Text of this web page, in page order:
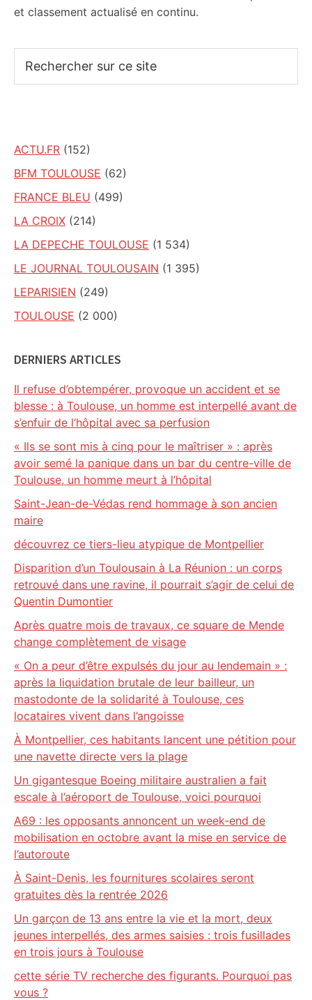
et classement actualisé en continu.
sur
ACTU.FR (152)
BFM TOULOUSE (62)
FRANCE BLEU (499)
LA CROIX (214)
LA DEPECHE TOULOUSE (1 534)
LE JOURNAL TOULOUSAIN (1 395)
LEPARISIEN (249)
TOULOUSE (2 000)
DERNIERS ARTICLES
Il refuse d’obtempérer, provoque un accident et se
blesse : à Toulouse, un homme est interpellé avant de
s’enfuir de l’hôpital avec sa perfusion
« Ils se sont mis à cinq pour le maîtriser » : après
avoir semé la panique dans un bar du centre-ville de
Toulouse, un homme meurt à l’hôpital
Saint-Jean-de-Védas rend hommage à son ancien
maire
découvrez ce tiers-lieu atypique de Montpellier
Disparition d’un Toulousain à La Réunion : un corps
retrouvé dans une ravine, il pourrait s’agir de celui de
Quentin Dumontier
Après quatre mois de travaux, ce square de Mende
change complètement de visage
« On a peur d’être expulsés du jour au lendemain » :
après la liquidation brutale de leur bailleur, un
mastodonte de la solidarité à Toulouse, ces
locataires vivent dans l’angoisse
À Montpellier, ces habitants lancent une pétition pour
une navette directe vers la plage
Un gigantesque Boeing militaire australien a fait
escale à l’aéroport de Toulouse, voici pourquoi
A69 : les opposants annoncent un week-end de
mobilisation en octobre avant la mise en service de
l’autoroute
À Saint-Denis, les fournitures scolaires seront
gratuites dès la rentrée 2026
Un garçon de 13 ans entre la vie et la mort, deux
jeunes interpellés, des armes saisies : trois fusillades
en trois jours à Toulouse
cette série TV recherche des figurants. Pourquoi pas
vous ?